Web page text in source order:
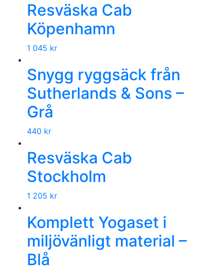
Resväska Cab
Köpenhamn
1 045 kr
Snygg ryggsäck från
Sutherlands & Sons –
Grå
440 kr
Resväska Cab
Stockholm
1 205 kr
Komplett Yogaset i
miljövänligt material –
Blå